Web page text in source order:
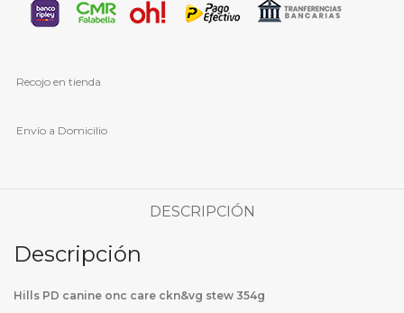
Recojo en tienda
Envío a Domicilio
DESCRIPCIÓN
Descripción
Hills PD canine onc care ckn&vg stew 354g